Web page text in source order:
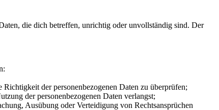
die dich betreffen, unrichtig oder unvollständig sind. Der
der personenbezogenen Daten zu überprüfen;
der personenbezogenen Daten verlangst;
Ausübung oder Verteidigung von Rechtsansprüchen